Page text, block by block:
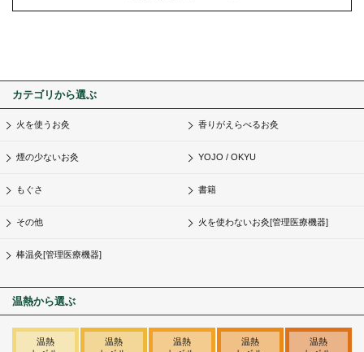
カテゴリから選ぶ
火を使うお灸 香りがえらべるお灸
煙の少ないお灸 YOJO / OKYU
もぐさ 書籍
その他 火を使わないお灸[管理医療機器]
棒温灸[管理医療機器]
温熱から選ぶ
温熱
温熱
温熱
温熱
温熱